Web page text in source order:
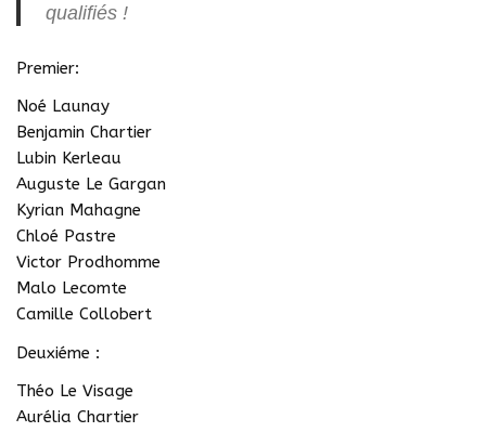
qualifiés !
Premier:
Noé Launay
Benjamin Chartier
Lubin Kerleau
Auguste Le Gargan
Kyrian Mahagne
Chloé Pastre
Victor Prodhomme
Malo Lecomte
Camille Collobert
Deuxiéme :
Théo Le Visage
Aurélia Chartier